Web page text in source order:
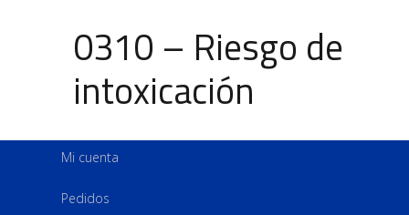
0310 – Riesgo de
intoxicación
Mi cuenta
Pedidos